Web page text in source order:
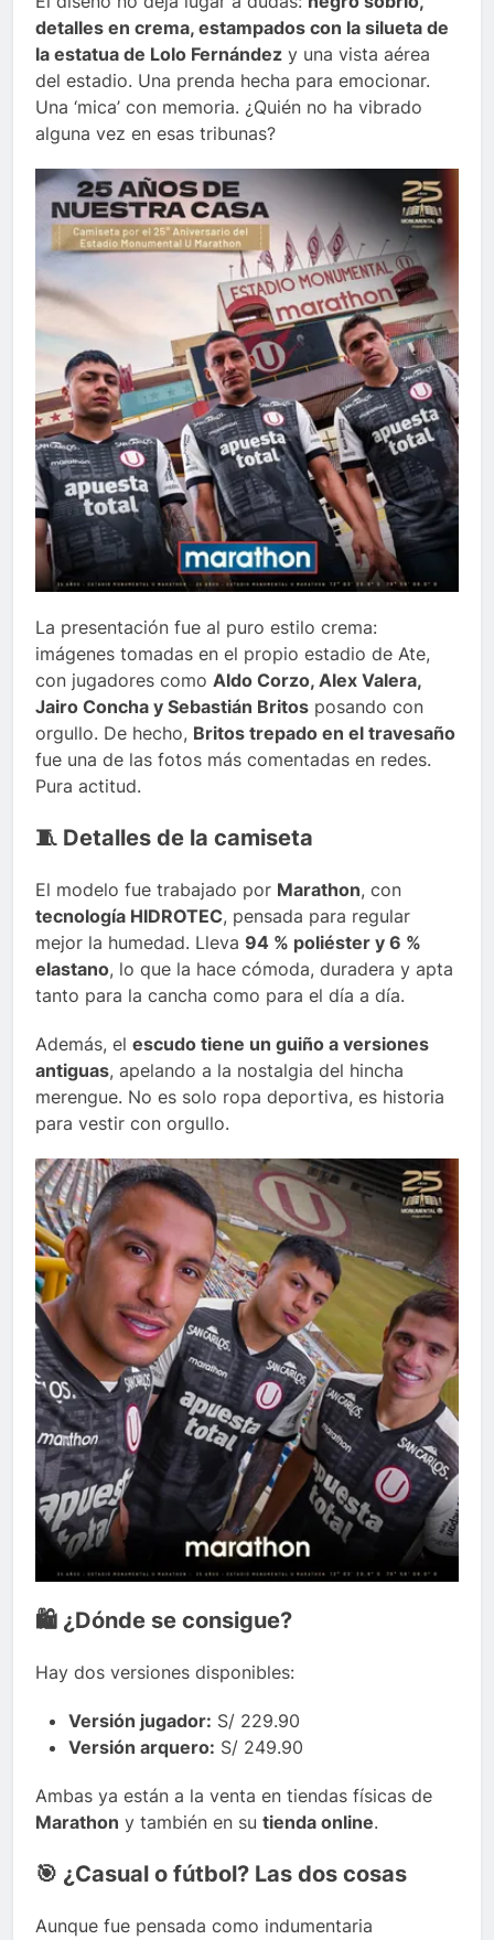
detalles en crema, estampados con la silueta de
la estatua de Lolo Fernández y una vista aérea
del estadio. Una prenda hecha para emocionar.
Una ‘mica’ con memoria. ¿Quién no ha vibrado
alguna vez en esas tribunas?
La presentación fue al puro estilo crema:
imágenes tomadas en el propio estadio de Ate,
con jugadores como Aldo Corzo, Alex Valera,
Jairo Concha y Sebastián Britos posando con
orgullo. De hecho, Britos trepado en el travesaño
fue una de las fotos más comentadas en redes.
Pura actitud.
🧵 Detalles de la camiseta
El modelo fue trabajado por Marathon, con
tecnología HIDROTEC, pensada para regular
mejor la humedad. Lleva 94 % poliéster y 6 %
elastano, lo que la hace cómoda, duradera y apta
tanto para la cancha como para el día a día.
Además, el escudo tiene un guiño a versiones
antiguas, apelando a la nostalgia del hincha
merengue. No es solo ropa deportiva, es historia
para vestir con orgullo.
🛍️ ¿Dónde se consigue?
Hay dos versiones disponibles:
Versión jugador: S/ 229.90
Versión arquero: S/ 249.90
Ambas ya están a la venta en tiendas físicas de
Marathon y también en su tienda online.
🎯 ¿Casual o fútbol? Las dos cosas
Aunque fue pensada como indumentaria